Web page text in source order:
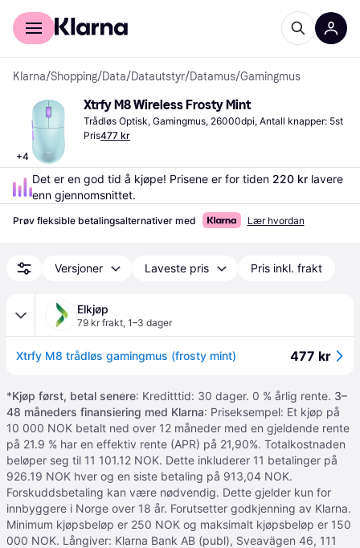
For kunder
Klarna/Shopping/Data/Datautstyr/Datamus/Gamingmus
+4
Xtrfy M8 Wireless Frosty Mint
Trådløs Optisk, Gamingmus, 26000dpi, Antall knapper: 5st
Pris477 kr
Det er en god tid å kjøpe! Prisene er for tiden 220 kr lavere
enn gjennomsnittet.
Prøv fleksible betalingsalternativer med Lær hvordan
Versjoner Laveste pris Pris inkl. frakt
Elkjøp
79 kr frakt, 1–3 dager
Xtrfy M8 trådløs gamingmus (frosty mint) 477 kr
*Kjøp først, betal senere: Kreditttid: 30 dager. 0 % årlig rente. 3–
48 måneders finansiering med Klarna: Priseksempel: Et kjøp på
10 000 NOK betalt ned over 12 måneder med en gjeldende rente
på 21.9 % har en effektiv rente (APR) på 21,90%. Totalkostnaden
beløper seg til 11 101.12 NOK. Dette inkluderer 11 betalinger på
926.19 NOK hver og en siste betaling på 913,04 NOK.
Forskuddsbetaling kan være nødvendig. Dette gjelder kun for
innbyggere i Norge over 18 år. Forutsetter godkjenning av Klarna.
Minimum kjøpsbeløp er 250 NOK og maksimalt kjøpsbeløp er 150
000 NOK. Långiver: Klarna Bank AB (publ), Sveavägen 46, 111